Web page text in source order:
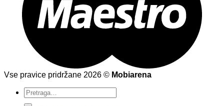
Vse pravice pridržane 2026 © Mobiarena
Pretraži: